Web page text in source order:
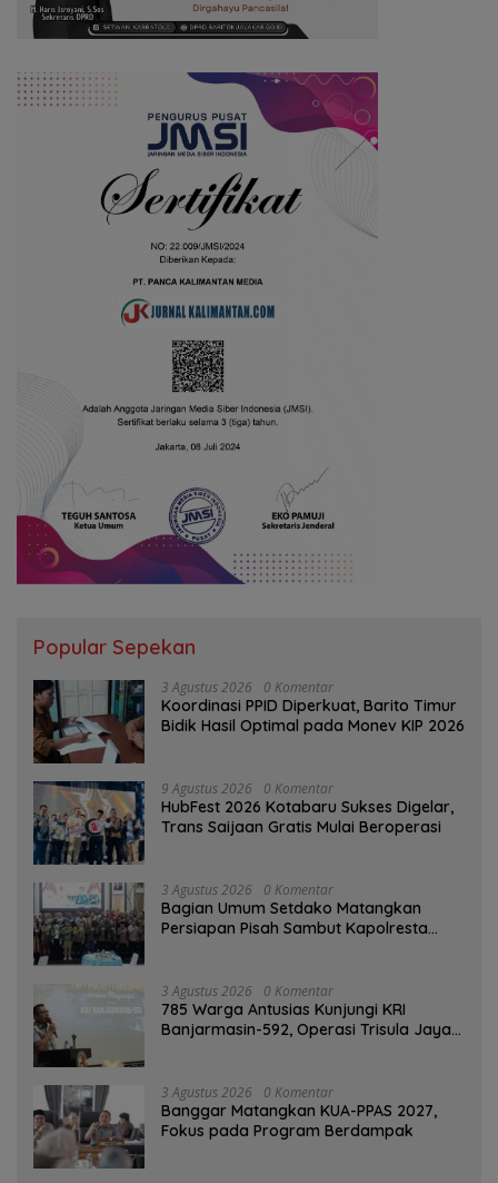
Popular Sepekan
3 Agustus 2026 0 Komentar
Koordinasi PPID Diperkuat, Barito Timur
Bidik Hasil Optimal pada Monev KIP 2026
9 Agustus 2026 0 Komentar
HubFest 2026 Kotabaru Sukses Digelar,
Trans Saijaan Gratis Mulai Beroperasi
3 Agustus 2026 0 Komentar
Bagian Umum Setdako Matangkan
Persiapan Pisah Sambut Kapolresta
3 Agustus 2026 0 Komentar
785 Warga Antusias Kunjungi KRI
Banjarmasin-592, Operasi Trisula Jaya
3 Agustus 2026 0 Komentar
‎Banggar Matangkan KUA-PPAS 2027,
Fokus pada Program Berdampak